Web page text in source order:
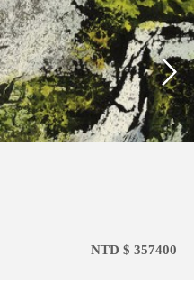
NTD $ 357400